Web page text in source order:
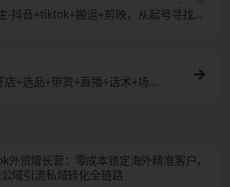
·抖音+tiktok+搬运+剪映，从起号寻找素
店+选品+带货+直播+话术+场景
外贸增长营：零成本锁定海外精准客户，
域引流私域转化全链路